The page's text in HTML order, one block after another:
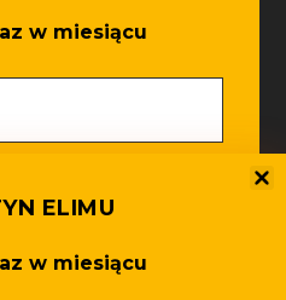
ELIMU
w miesiącu
w miesiącu